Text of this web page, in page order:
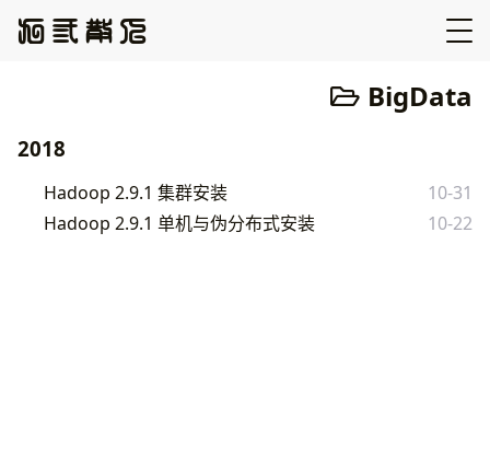
BigData
2018
Hadoop 2.9.1 集群安装
10-31
Hadoop 2.9.1 单机与伪分布式安装
10-22